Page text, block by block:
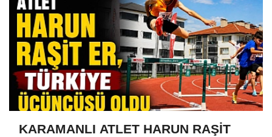
KARAMANLI ATLET HARUN RAŞİT